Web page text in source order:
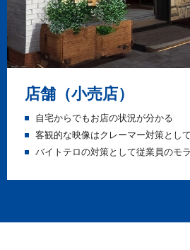
店舗（小売店）
自宅からでもお店の状況が分かる
客観的な映像はクレーマー対策とし
バイトテロの対策として従業員のモ